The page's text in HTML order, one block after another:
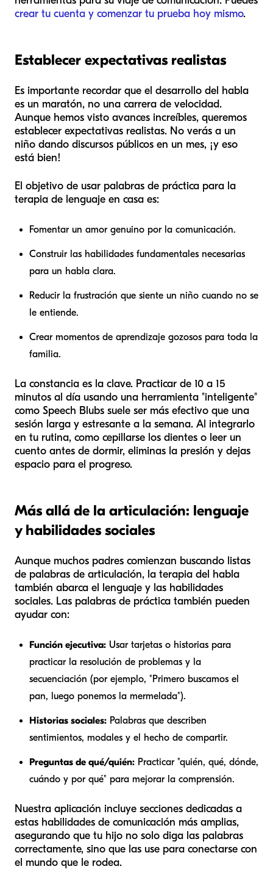
crear tu cuenta y comenzar tu prueba hoy mismo.
Establecer expectativas realistas
Es importante recordar que el desarrollo del habla
es un maratón, no una carrera de velocidad.
Aunque hemos visto avances increíbles, queremos
establecer expectativas realistas. No verás a un
niño dando discursos públicos en un mes, ¡y eso
está bien!
El objetivo de usar palabras de práctica para la
terapia de lenguaje en casa es:
Fomentar un amor genuino por la comunicación.
Construir las habilidades fundamentales necesarias
para un habla clara.
Reducir la frustración que siente un niño cuando no se
le entiende.
Crear momentos de aprendizaje gozosos para toda la
familia.
La constancia es la clave. Practicar de 10 a 15
minutos al día usando una herramienta "inteligente"
como Speech Blubs suele ser más efectivo que una
sesión larga y estresante a la semana. Al integrarlo
en tu rutina, como cepillarse los dientes o leer un
cuento antes de dormir, eliminas la presión y dejas
espacio para el progreso.
Más allá de la articulación: lenguaje
y habilidades sociales
Aunque muchos padres comienzan buscando listas
de palabras de articulación, la terapia del habla
también abarca el lenguaje y las habilidades
sociales. Las palabras de práctica también pueden
ayudar con:
Función ejecutiva: Usar tarjetas o historias para
practicar la resolución de problemas y la
secuenciación (por ejemplo, "Primero buscamos el
pan, luego ponemos la mermelada").
Historias sociales: Palabras que describen
sentimientos, modales y el hecho de compartir.
Preguntas de qué/quién: Practicar "quién, qué, dónde,
cuándo y por qué" para mejorar la comprensión.
Nuestra aplicación incluye secciones dedicadas a
estas habilidades de comunicación más amplias,
asegurando que tu hijo no solo diga las palabras
correctamente, sino que las use para conectarse con
el mundo que le rodea.